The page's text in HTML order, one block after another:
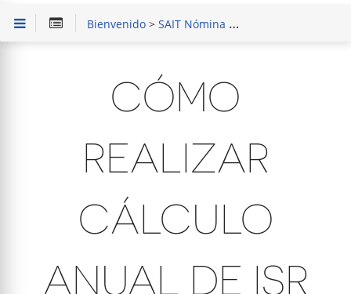
Bienvenido> SAIT Nómina Procesos frecuentes
CÓMO
REALIZAR
CÁLCULO
ANUAL DE ISR